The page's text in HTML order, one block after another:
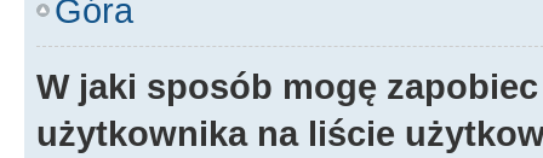
Góra
W jaki sposób mogę
użytkownika na liście